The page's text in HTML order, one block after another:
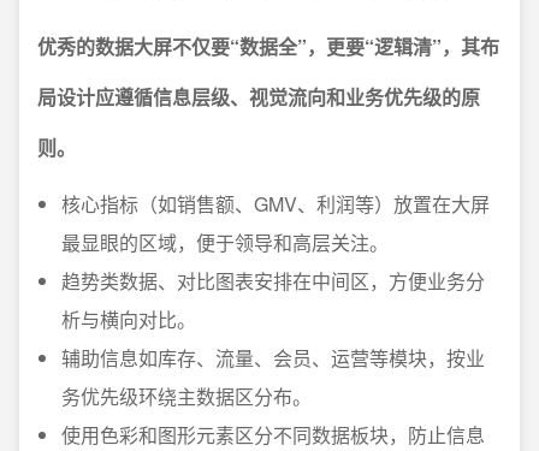
优秀的数据大屏不仅要“数据全”，更要“逻辑清”，其布
局设计应遵循信息层级、视觉流向和业务优先级的原
则。
核心指标（如销售额、GMV、利润等）放置在大屏
最显眼的区域，便于领导和高层关注。
趋势类数据、对比图表安排在中间区，方便业务分
析与横向对比。
辅助信息如库存、流量、会员、运营等模块，按业
务优先级环绕主数据区分布。
使用色彩和图形元素区分不同数据板块，防止信息